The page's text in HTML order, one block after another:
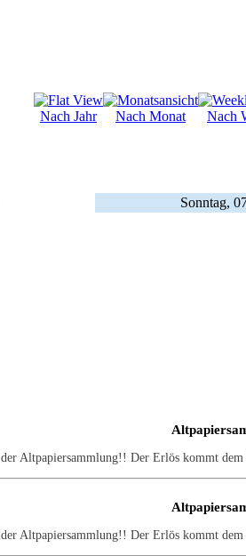
Nach Jahr Nach Monat Nach
Sonntag,
Altpapiersammlung!! Der Erlös kommt
Altpapiersammlung!! Der Erlös kommt